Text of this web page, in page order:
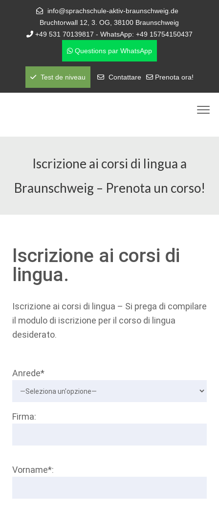
info@sprachschule-aktiv-braunschweig.de
Bruchtorwall 12, 3. OG, 38100 Braunschweig
+49 531 70139817 - WhatsApp: +49 15754150437
Questions par WhatsApp
Test de niveau Contattare Prenota ora!
Iscrizione ai corsi di lingua a
Braunschweig – Prenota un corso!
Iscrizione ai corsi di
lingua.
Iscrizione ai corsi di lingua – Si prega di compilare
il modulo di iscrizione per il corso di lingua
desiderato.
Anrede*
Firma:
Vorname*: